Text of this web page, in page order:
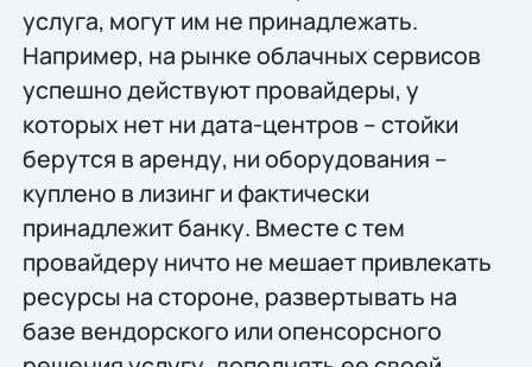
услуга, могут им не принадлежать.
Например, на рынке облачных сервисов
успешно действуют провайдеры, у
которых нет ни дата-центров – стойки
берутся в аренду, ни оборудования –
куплено в лизинг и фактически
принадлежит банку. Вместе с тем
провайдеру ничто не мешает привлекать
ресурсы на стороне, развертывать на
базе вендорского или опенсорсного